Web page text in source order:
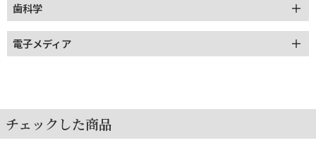
歯科学
電子メディア
チェックした商品